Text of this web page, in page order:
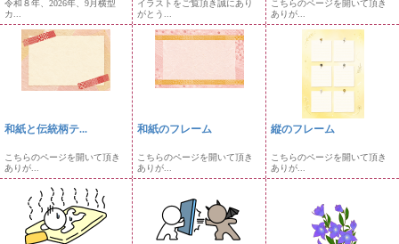
令和８年、2026年、9月横型
カ...
イラストをご覧頂き誠にあり
がとう...
こちらのページを開いて頂き
ありが...
和紙と伝統柄テ...
こちらのページを開いて頂き
ありが...
和紙のフレーム
こちらのページを開いて頂き
ありが...
縦のフレーム
こちらのページを開いて頂き
ありが...